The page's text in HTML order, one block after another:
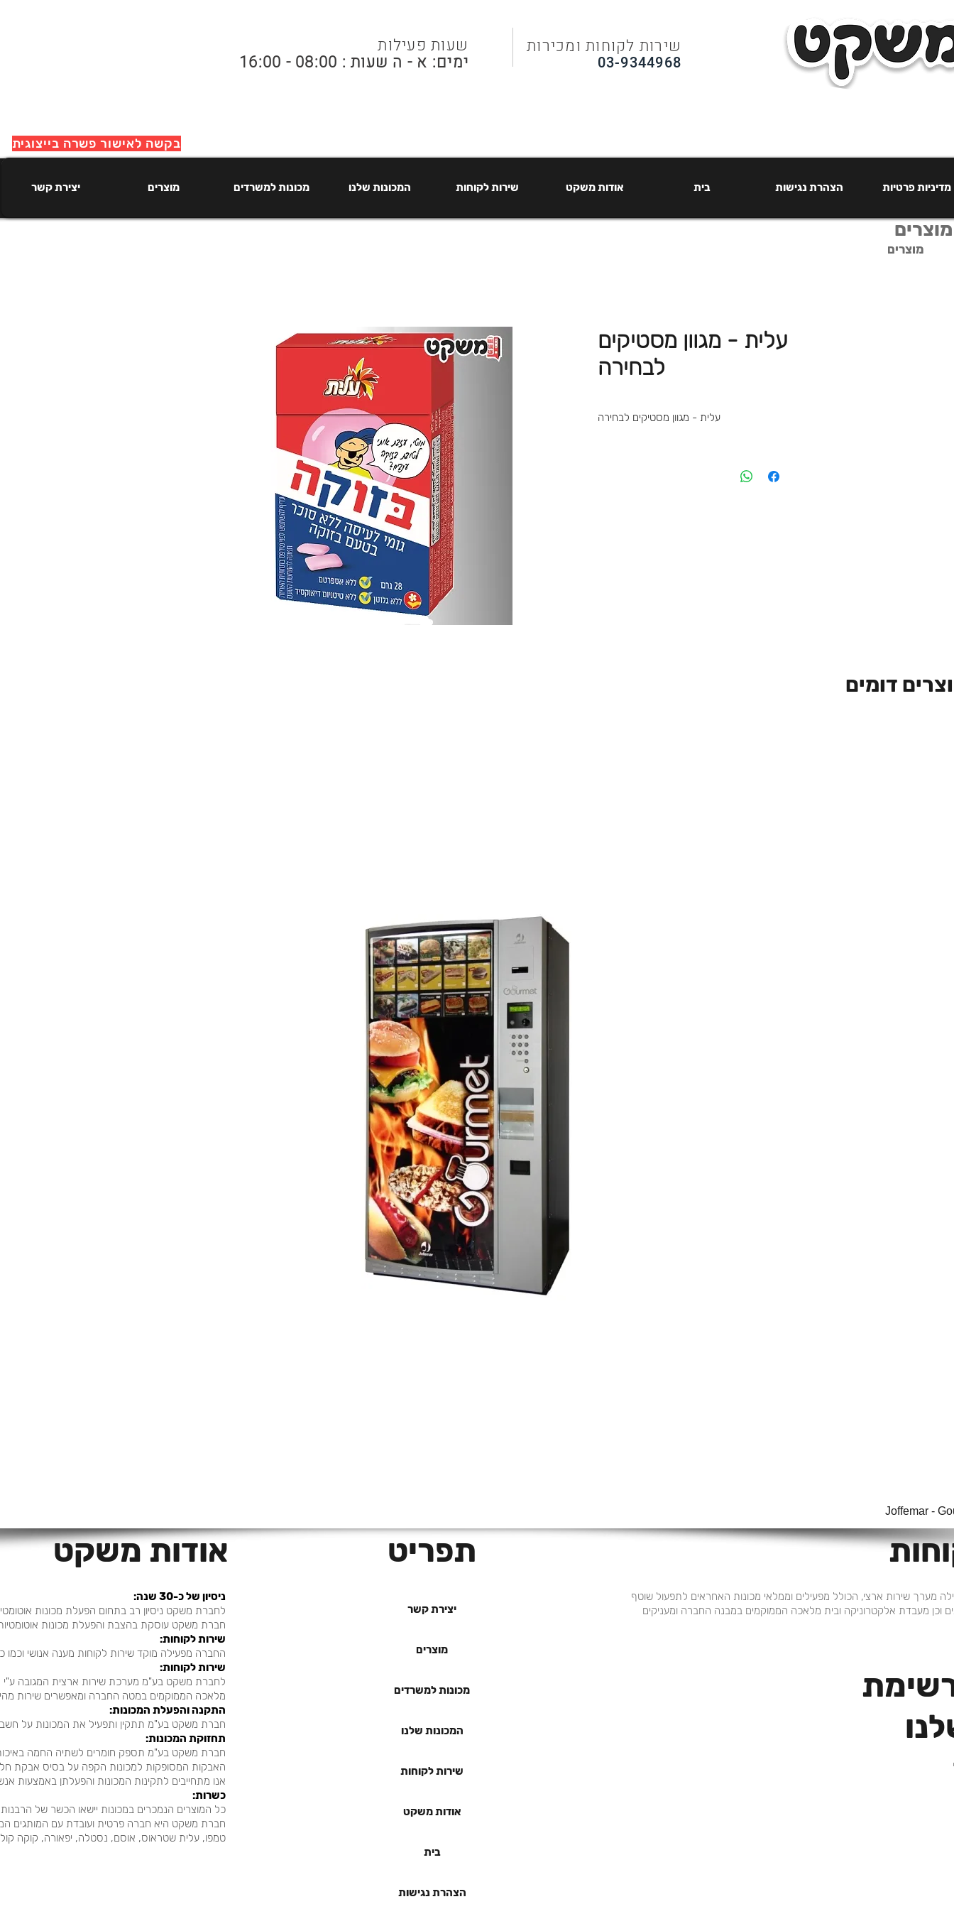
שירות לקוחות ומכירות
03-9344968
שעות פעילות
ימים: א - ה שעות : 08:00 - 16:00
בקשה לאישור פשרה בייצוגית
יצירת קשר מוצרים מכונות למשרדים המכונות שלנו שירות לקוחות אודות משקט בית הצהרת נגישות מדיניות פרטיות
עלית - מגוון מסטיקים
לבחירה
עלית - מגוון מסטיקים לבחירה
מוצרים
מוצרים
דומים
Joffemar -
יצירת קשר מוצרים מכונות למשרדים המכונות שלנו שירות לקוחות אודות משקט בית הצהרת נגישות מדיניות פרטיות
אודות משקט תפריט
:ניסיון של כ-30 שנה
לחברת משקט ניסיון רב בתחום הפעלת מכונות
.חברת משקט עוסקת בהצבת והפעלת מכונות אוטומטיות כ-
:שירות לקוחות
החברה מפעילה מוקד שירות לקוחות מענה אנושי וכמו כן
:שירות לקוחות
לחברת משקט בע"מ מערכת שירות ארצית המגובה ע"י
.מלאכה הממוקמים במטה החברה ומאפשרים שירות
:התקנה והפעלת המכונות
.חברת משקט בע"מ תתקין ותפעיל את המכונות על
:תחזוקת המכונות
חברת משקט בע"מ תספק חומרים לשתיה החמה באיכות
.האבקות המסופקות למכונות הקפה על בסיס אבקת
.אנו מתחייבים לתקינות המכונות והפעלתן באמצעות
:כשרות
כל המוצרים הנמכרים במכונות יישאו הכשר של
חברת משקט היא חברה פרטית ועובדת עם המותגים
...טמפו, עלית שטראוס, אוסם, נסטלה, יפאורה, קוקה
יצירת קשר
מוצרים
מכונות למשרדים
המכונות שלנו
שירות לקוחות
אודות משקט
בית
הצהרת נגישות
מערך שירות ארצי, הכולל מפעילים וממלאי מכונות האחראים לתפעול שוטף
וכן מעבדת אלקטרוניקה ובית מלאכה הממוקמים במבנה החברה ומעניקים